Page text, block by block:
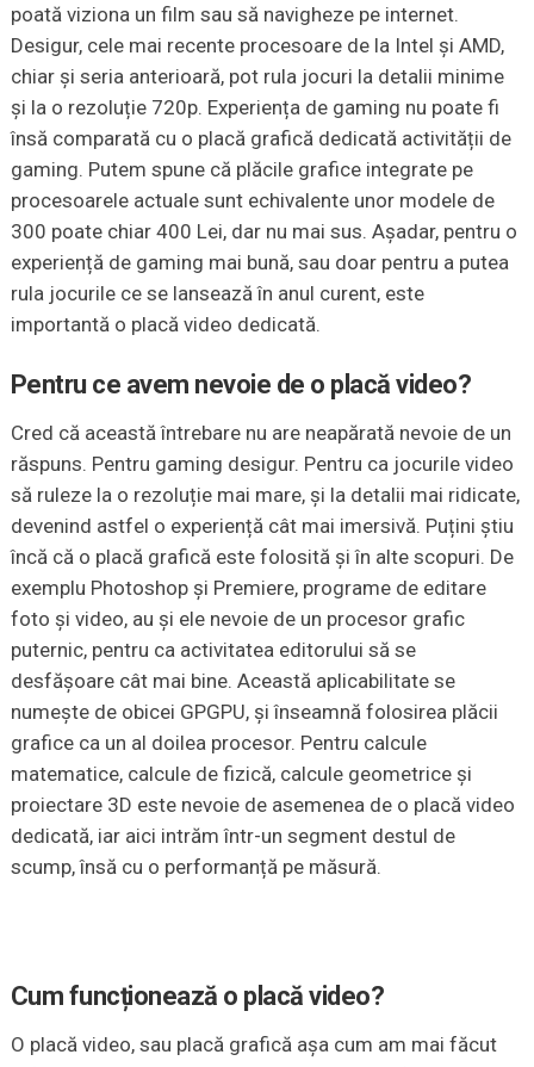
poată viziona un film sau să navigheze pe internet.
Desigur, cele mai recente procesoare de la Intel și AMD,
chiar și seria anterioară, pot rula jocuri la detalii minime
și la o rezoluție 720p. Experiența de gaming nu poate fi
însă comparată cu o placă grafică dedicată activității de
gaming. Putem spune că plăcile grafice integrate pe
procesoarele actuale sunt echivalente unor modele de
300 poate chiar 400 Lei, dar nu mai sus. Așadar, pentru o
experiență de gaming mai bună, sau doar pentru a putea
rula jocurile ce se lansează în anul curent, este
importantă o placă video dedicată.
Pentru ce avem nevoie de o placă video?
Cred că această întrebare nu are neapărată nevoie de un
răspuns. Pentru gaming desigur. Pentru ca jocurile video
să ruleze la o rezoluție mai mare, și la detalii mai ridicate,
devenind astfel o experiență cât mai imersivă. Puțini știu
încă că o placă grafică este folosită și în alte scopuri. De
exemplu Photoshop și Premiere, programe de editare
foto și video, au și ele nevoie de un procesor grafic
puternic, pentru ca activitatea editorului să se
desfășoare cât mai bine. Această aplicabilitate se
numește de obicei GPGPU, și înseamnă folosirea plăcii
grafice ca un al doilea procesor. Pentru calcule
matematice, calcule de fizică, calcule geometrice și
proiectare 3D este nevoie de asemenea de o placă video
dedicată, iar aici intrăm într-un segment destul de
scump, însă cu o performanță pe măsură.
Cum funcționează o placă video?
O placă video, sau placă grafică așa cum am mai făcut